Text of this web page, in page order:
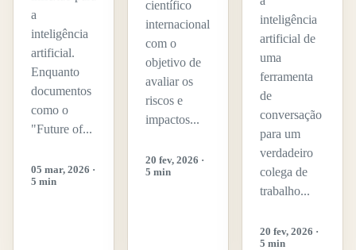
a
inteligência
artificial.
Enquanto
documentos
como o
"Future of...
05 mar, 2026 ·
5 min
científico
internacional
com o
objetivo de
avaliar os
riscos e
impactos...
20 fev, 2026 ·
5 min
inteligência
artificial de
uma
ferramenta
de
conversação
para um
verdadeiro
colega de
trabalho...
20 fev, 2026 ·
5 min